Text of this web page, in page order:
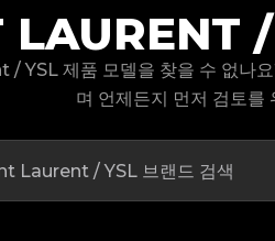
/
YSL 제품 모델을 찾을 수 없나
며 언제든지 먼저 검토를